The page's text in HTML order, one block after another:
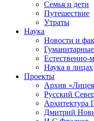
Семья и дети
Путешествие
Утраты
Наука
Новости и
Естественно-
Наука в лицах
Проекты
Архив
Русский
Архитектура
Дмитрий